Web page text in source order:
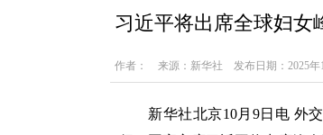
习近平将出席全球妇女
作者： 来源：新华社 发布日期：2025年
新华社北京10月9日电 外